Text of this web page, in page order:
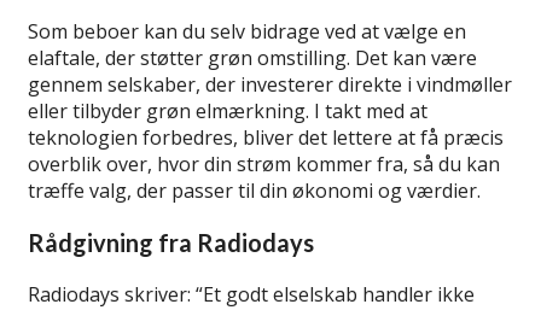
Som beboer kan du selv bidrage ved at vælge en
elaftale, der støtter grøn omstilling. Det kan være
gennem selskaber, der investerer direkte i vindmøller
eller tilbyder grøn elmærkning. I takt med at
teknologien forbedres, bliver det lettere at få præcis
overblik over, hvor din strøm kommer fra, så du kan
træffe valg, der passer til din økonomi og værdier.
Rådgivning fra Radiodays
Radiodays skriver: “Et godt elselskab handler ikke